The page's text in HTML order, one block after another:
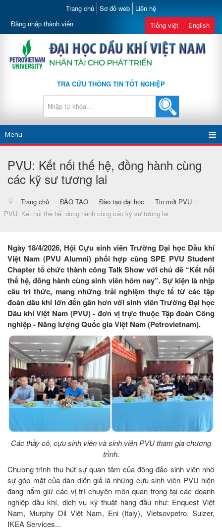
Trang chủ Sơ đồ web Liên hệ
Đăng nhập thành viên Tiếng việt English
TRA CỨU THÔNG TIN TỐT NGHIỆP
Menu
PVU: Kết nối thế hệ, đồng hành cùng
các kỹ sư tương lai
Trang chủ / ĐÀO TẠO / Đào tạo đại học / Tin mới PVU
/
PVU: Kết nối thế hệ, đồng hành cùng các kỹ sư tương lai
Ngày 18/4/2026, Hội Cựu sinh viên Trường Đại học Dầu khí
Việt Nam (PVU Alumni) phối hợp cùng SPE PVU Student
Chapter tổ chức thành công Talk Show với chủ đề “Kết nối
thế hệ, đồng hành cùng sinh viên hôm nay”. Sự kiện là nhịp
cầu tri thức, mang những trải nghiệm thực tế từ các tập
đoàn dầu khí lớn đến gần hơn với sinh viên Trường Đại học
Dầu khí Việt Nam (PVU) - đơn vị trực thuộc Tập đoàn Công
nghiệp - Năng lượng Quốc gia Việt Nam (Petrovietnam).
Các thầy cô, cựu sinh viên và sinh viên PVU tham gia chương
trình.
Chương trình thu hút sự quan tâm của đông đảo sinh viên nhờ
sự góp mặt của dàn diễn giả là những cựu sinh viên PVU hiện
đang nắm giữ các vị trí chuyên môn quan trọng tại các doanh
nghiệp dầu khí, dịch vụ kỹ thuật hàng đầu như: Enquest Việt
Nam, Murphy Oil Việt Nam, Eni (Italy), Vietsovpetro, Sulzer,
IKEA Services...